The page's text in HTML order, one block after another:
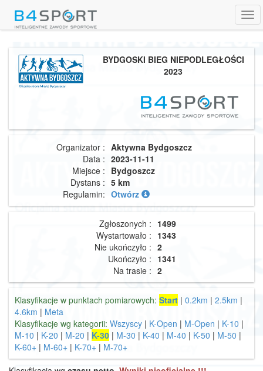
BYDGOSKI BIEG NIEPODLEGŁOŚCI
2023
Organizator : Aktywna Bydgoszcz
Data : 2023-11-11
Miejsce : Bydgoszcz
Dystans : 5 km
Regulamin: Otwórz
Zgłoszonych : 1499
Wystartowało : 1343
Nie ukończyło : 2
Ukończyło : 1341
Na trasie : 2
Klasyfikacje w punktach pomiarowych: Start | 0.2km | 2.5km |
4.6km | Meta
Klasyfikacje wg kategorii: Wszyscy | K-Open | M-Open | K-10 |
M-10 | K-20 | M-20 | K-30 | M-30 | K-40 | M-40 | K-50 | M-50 |
K-60+ | M-60+ | K-70+ | M-70+